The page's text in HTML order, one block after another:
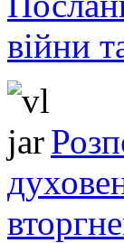
війни